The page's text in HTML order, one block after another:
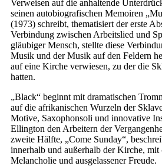
Verweisen auf die anhaltende
seinen autobiografischen Memoiren
(1973) schreibt, thematisiert der erste
Verbindung zwischen Arbeitslied und
gläubiger Mensch, stellte diese
Musik und der Musik auf den Feldern
auf eine Kirche verwiesen, zu der die
hatten.
„Black“ beginnt mit dramatischen
auf die afrikanischen Wurzeln der
Motive, Saxophonsoli und innovative
Ellington den Arbeitern der
zweite Hälfte, „Come Sunday“,
innerhalb und außerhalb der Kirche, mit
Melancholie und ausgelassener Freude.